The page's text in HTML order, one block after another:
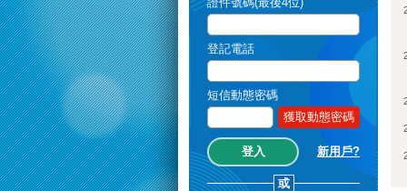
登記電話
短信動態密碼
獲取動態密碼
新用戶?
或